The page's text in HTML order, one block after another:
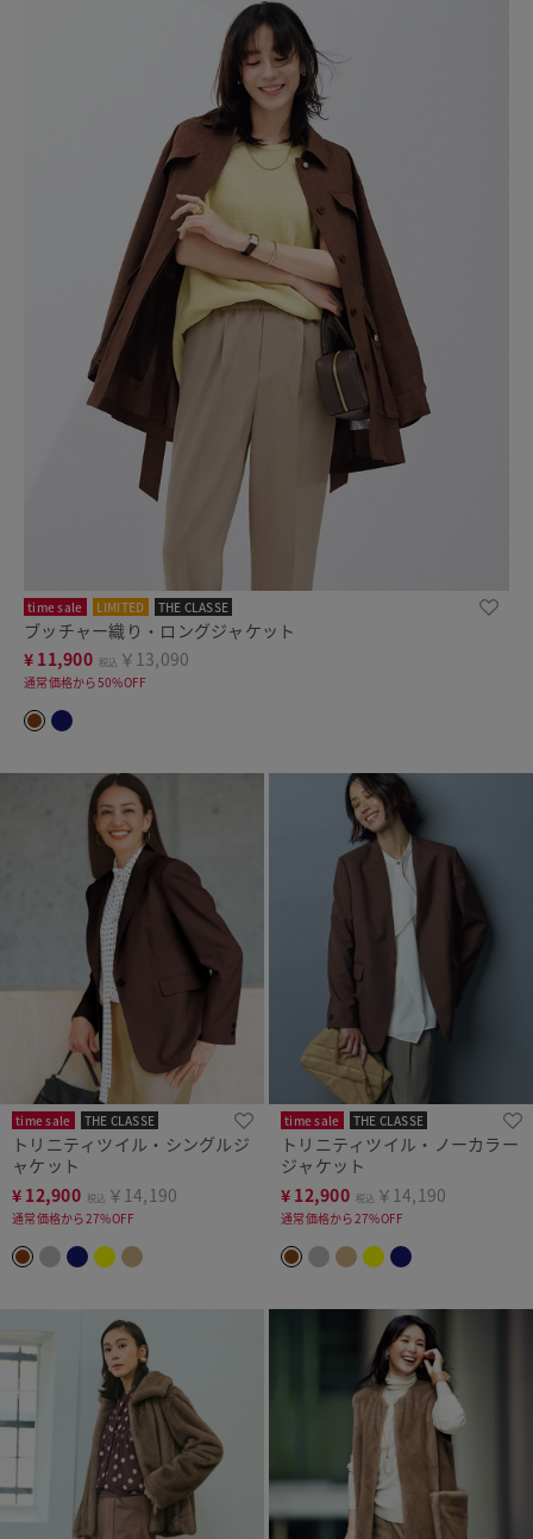
time sale LIMITED THE CLASSE
ブッチャー織り・ロングジャケット
¥ 11,900 税込 ￥13,090
通常価格から50%OFF
time sale THE CLASSE
トリニティツイル・シングルジ
ャケット
¥ 12,900 税込 ￥14,190
通常価格から27%OFF
time sale THE CLASSE
トリニティツイル・ノーカラー
ジャケット
¥ 12,900 税込 ￥14,190
通常価格から27%OFF